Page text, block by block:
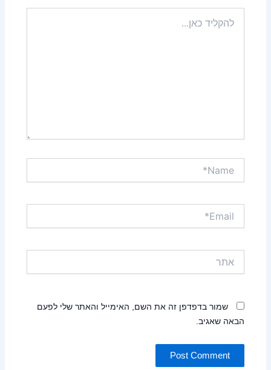
כאן...
שמור בדפדפן זה את השם, האימייל והאתר שלי לפעם
הבאה שאגיב.